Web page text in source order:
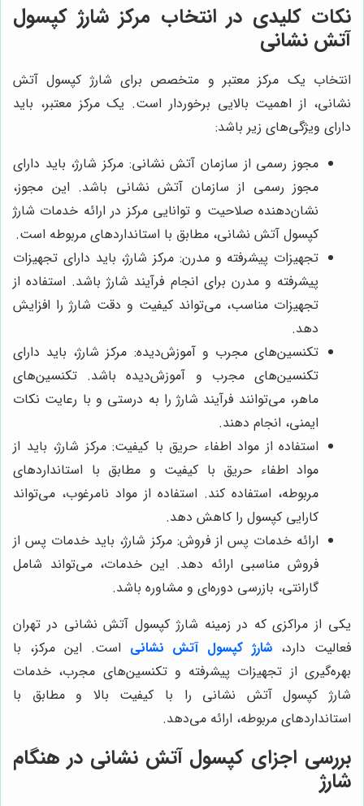
نکات کلیدی در انتخاب مرکز شارژ کپسول
آتش نشانی
انتخاب یک مرکز معتبر و متخصص برای شارژ کپسول آتش
نشانی، از اهمیت بالایی برخوردار است. یک مرکز معتبر، باید
دارای ویژگی‌های زیر باشد:
مجوز رسمی از سازمان آتش نشانی: مرکز شارژ، باید دارای
مجوز رسمی از سازمان آتش نشانی باشد. این مجوز،
نشان‌دهنده صلاحیت و توانایی مرکز در ارائه خدمات شارژ
کپسول آتش نشانی، مطابق با استانداردهای مربوطه است.
تجهیزات پیشرفته و مدرن: مرکز شارژ، باید دارای تجهیزات
پیشرفته و مدرن برای انجام فرآیند شارژ باشد. استفاده از
تجهیزات مناسب، می‌تواند کیفیت و دقت شارژ را افزایش
دهد.
تکنسین‌های مجرب و آموزش‌دیده: مرکز شارژ، باید دارای
تکنسین‌های مجرب و آموزش‌دیده باشد. تکنسین‌های
ماهر، می‌توانند فرآیند شارژ را به درستی و با رعایت نکات
ایمنی، انجام دهند.
استفاده از مواد اطفاء حریق با کیفیت: مرکز شارژ، باید از
مواد اطفاء حریق با کیفیت و مطابق با استانداردهای
مربوطه، استفاده کند. استفاده از مواد نامرغوب، می‌تواند
کارایی کپسول را کاهش دهد.
ارائه خدمات پس از فروش: مرکز شارژ، باید خدمات پس از
فروش مناسبی ارائه دهد. این خدمات، می‌تواند شامل
گارانتی، بازرسی دوره‌ای و مشاوره باشد.
یکی از مراکزی که در زمینه شارژ کپسول آتش نشانی در تهران
فعالیت دارد، شارژ کپسول آتش نشانی است. این مرکز، با
بهره‌گیری از تجهیزات پیشرفته و تکنسین‌های مجرب، خدمات
شارژ کپسول آتش نشانی را با کیفیت بالا و مطابق با
استانداردهای مربوطه، ارائه می‌دهد.
بررسی اجزای کپسول آتش نشانی در هنگام
شارژ